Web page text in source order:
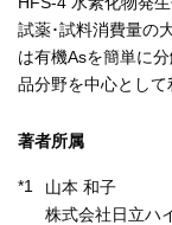
試薬･試料消費量の
は有機Asを簡単に
品分野を中心として
著者所属
*1
山本 和子
株式会社日立ハ